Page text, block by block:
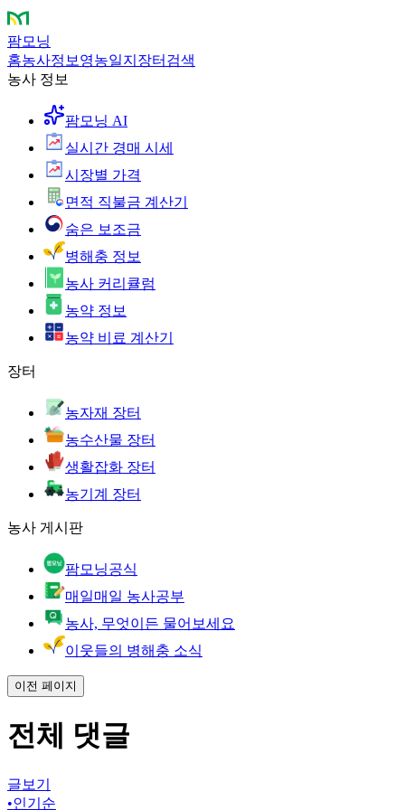
팜모닝
홈농사정보 영농일지 장터 검색
농사 정보
팜모닝 AI
실시간 경매 시세
시장별 가격
면적 직불금 계산기
숨은 보조금
병해충 정보
농사 커리큘럼
농약 정보
농약 비료 계산기
장터
농자재 장터
농수산물 장터
생활잡화 장터
농기계 장터
농사 게시판
팜모닝공식
매일매일 농사공부
농사, 무엇이든 물어보세요
이웃들의 병해충 소식
이전 페이지
전체 댓글
글보기
•인기순